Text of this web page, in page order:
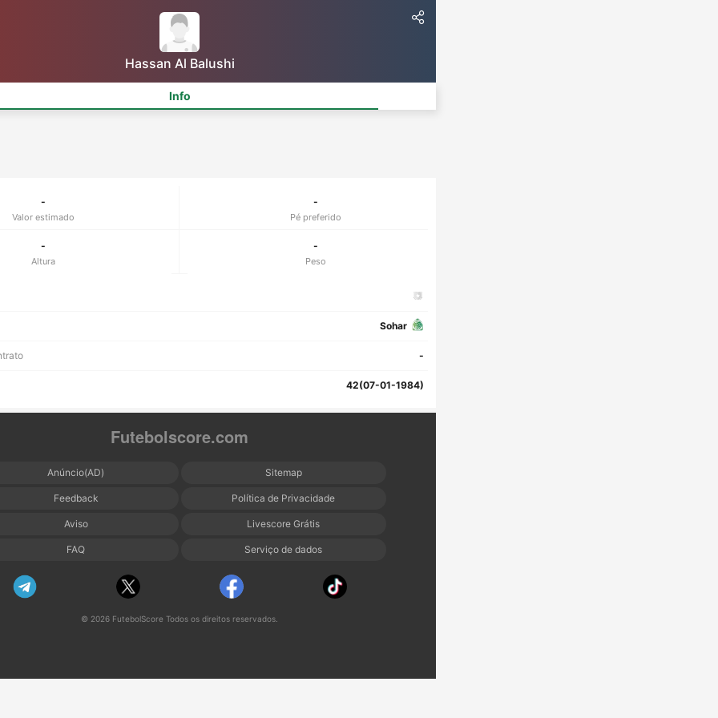
Hassan Al Balushi
Info
-
Valor estimado
-
Pé preferido
-
Altura
-
Peso
Sohar
-
42(07-01-1984)
Futebolscore.com
Anúncio(AD) Sitemap
Feedback Política de Privacidade
Aviso Livescore Grátis
FAQ Serviço de dados
© 2026 FutebolScore Todos os direitos reservados.